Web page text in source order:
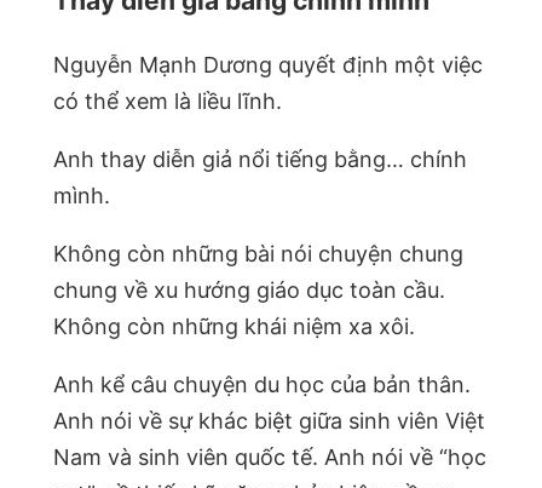
Nguyễn Mạnh Dương quyết định một việc
có thể xem là liều lĩnh.
Anh thay diễn giả nổi tiếng bằng… chính
mình.
Không còn những bài nói chuyện chung
chung về xu hướng giáo dục toàn cầu.
Không còn những khái niệm xa xôi.
Anh kể câu chuyện du học của bản thân.
Anh nói về sự khác biệt giữa sinh viên Việt
Nam và sinh viên quốc tế. Anh nói về “học